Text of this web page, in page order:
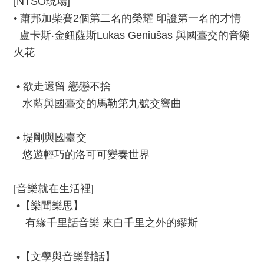
E
n• 蕭邦加柴賽2個第二名的榮耀 印證第一名的才情
盧卡斯‧金鈕薩斯Lukas Geniušas 與國臺交的音樂
火花
• 欲走還留 戀戀不捨
水藍與國臺交的馬勒第九號交響曲
• 堤剛與國臺交
悠遊輕巧的洛可可變奏世界
[音樂就在生活裡]
•【樂聞樂思】
有緣千里話音樂 來自千里之外的繆斯
•【文學與音樂對話】